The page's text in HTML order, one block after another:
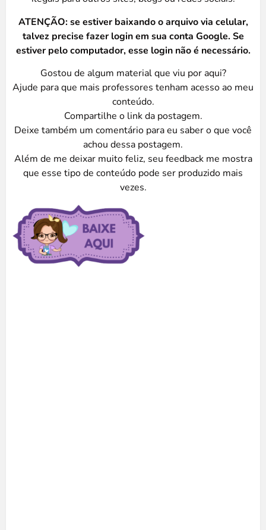
ATENÇÃO: se estiver baixando o arquivo via celular,
talvez precise fazer login em sua conta Google. Se
estiver pelo computador, esse login não é necessário.
Gostou de algum material que viu por aqui?
Ajude para que mais professores tenham acesso ao meu
conteúdo.
Compartilhe o link da postagem.
Deixe também um comentário para eu saber o que você
achou dessa postagem.
Além de me deixar muito feliz, seu feedback me mostra
que esse tipo de conteúdo pode ser produzido mais
vezes.